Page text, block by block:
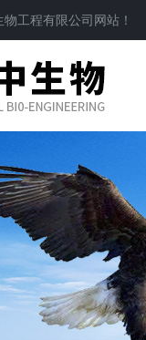
物工程有限公司 网站！